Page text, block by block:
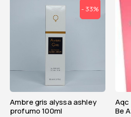
- 33%
ambre gris alyssa ashley
profumo 100ml
Aqc Fragrances Body Mist
Be